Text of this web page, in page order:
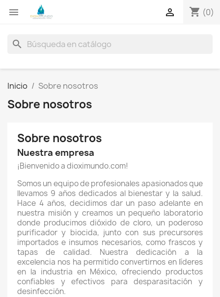
 shopping_cart (0)

search
Inicio Sobre nosotros
Sobre nosotros
Sobre nosotros
Nuestra empresa
¡Bienvenido a dioximundo.com!
Somos un equipo de profesionales apasionados que
llevamos 9 años dedicados al bienestar y la salud.
Hace 4 años, decidimos dar un paso adelante en
nuestra misión y creamos un pequeño laboratorio
donde producimos dióxido de cloro, un poderoso
purificador y biocida, junto con sus precursores
importados e insumos necesarios, como frascos y
tapas de calidad. Nuestra dedicación a la
excelencia nos ha permitido convertirnos en líderes
en la industria en México, ofreciendo productos
confiables y efectivos para desparasitación y
desinfección.